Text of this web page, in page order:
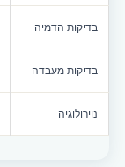
בדיקות הדמיה
בדיקות מעבדה
נוירולוגיה